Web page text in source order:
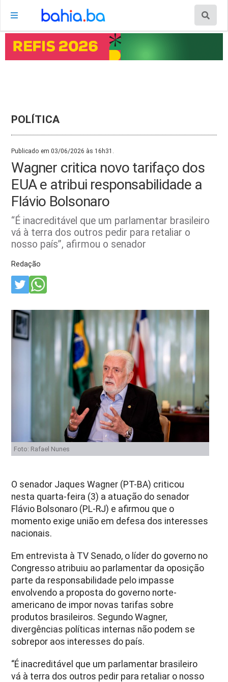
POLÍTICA
Publicado em 03/06/2026 às 16h31.
Wagner critica novo tarifaço dos
EUA e atribui responsabilidade a
Flávio Bolsonaro
“É inacreditável que um parlamentar brasileiro
vá à terra dos outros pedir para retaliar o
nosso país”, afirmou o senador
Redação
Foto: Rafael Nunes
O senador Jaques Wagner (PT-BA) criticou
nesta quarta-feira (3) a atuação do senador
Flávio Bolsonaro (PL-RJ) e afirmou que o
momento exige união em defesa dos interesses
nacionais.
Em entrevista à TV Senado, o líder do governo no
Congresso atribuiu ao parlamentar da oposição
parte da responsabilidade pelo impasse
envolvendo a proposta do governo norte-
americano de impor novas tarifas sobre
produtos brasileiros. Segundo Wagner,
divergências políticas internas não podem se
sobrepor aos interesses do país.
“É inacreditável que um parlamentar brasileiro
vá à terra dos outros pedir para retaliar o nosso